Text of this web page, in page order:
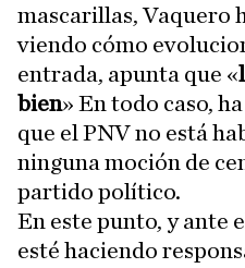
mascarillas, Vaquero
viendo cómo
entrada, apunta que «
bien» En todo caso,
que el PNV no está
ninguna moción de
partido político.
En este punto, y ante
esté haciendo